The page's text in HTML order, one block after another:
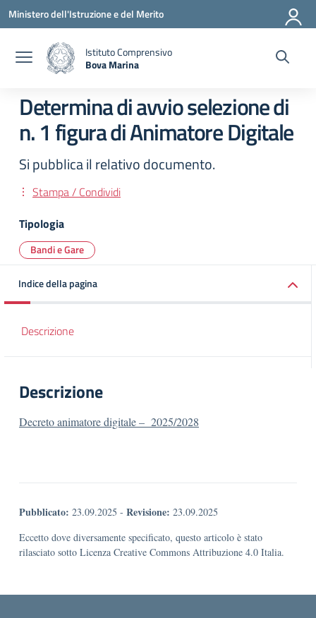
Vai ai contenuti
Vai al menu di navigazione
Vai al footer
Ministero dell'Istruzione e del Merito
Istituto Comprensivo
Bova Marina
Determina di avvio selezione di
n. 1 figura di Animatore Digitale
Si pubblica il relativo documento.
Stampa / Condividi
Tipologia
Bandi e Gare
Indice della pagina
Descrizione
Descrizione
Decreto animatore digitale – 2025/2028
Pubblicato: 23.09.2025 - Revisione: 23.09.2025
Eccetto dove diversamente specificato, questo articolo è stato
rilasciato sotto Licenza Creative Commons Attribuzione 4.0 Italia.